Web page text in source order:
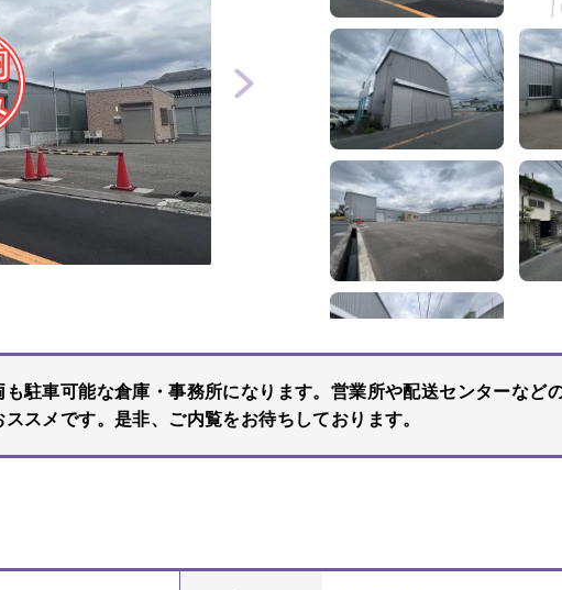
も駐車可能な倉庫・事務所になります。営業所や配送センターなど
ススメです。是非、ご内覧をお待ちしております。